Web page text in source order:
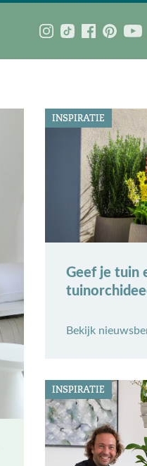
INSPIRATIE
Geef je tuin
Bekijk
INSPIRATIE